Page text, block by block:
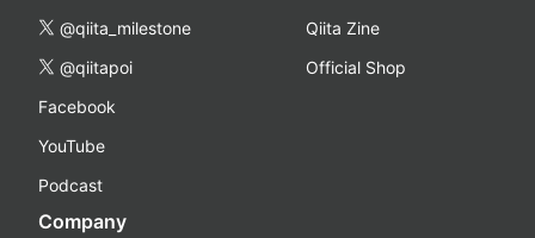
@qiita_milestone
@qiitapoi
Facebook
YouTube
Podcast
Qiita Zine
Official Shop
Company